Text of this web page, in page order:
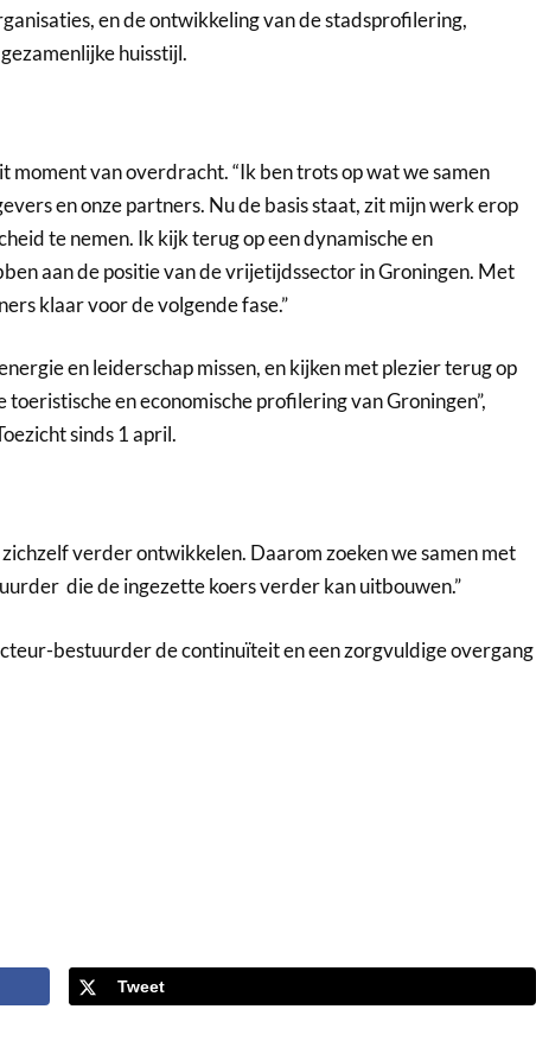
en de ontwikkeling van de stadsprofilering,
huisstijl.
moment van overdracht. “Ik ben trots op wat we samen
en onze partners. Nu de basis staat, zit mijn werk erop
te nemen. Ik kijk terug op een dynamische en
aan de positie van de vrijetijdssector in Groningen. Met
klaar voor de volgende fase.”
en leiderschap missen, en kijken met plezier terug op
en economische profilering van Groningen”,
sinds 1 april.
verder ontwikkelen. Daarom zoeken we samen met
die de ingezette koers verder kan uitbouwen.”
bestuurder de continuïteit en een zorgvuldige overgang
Tweet